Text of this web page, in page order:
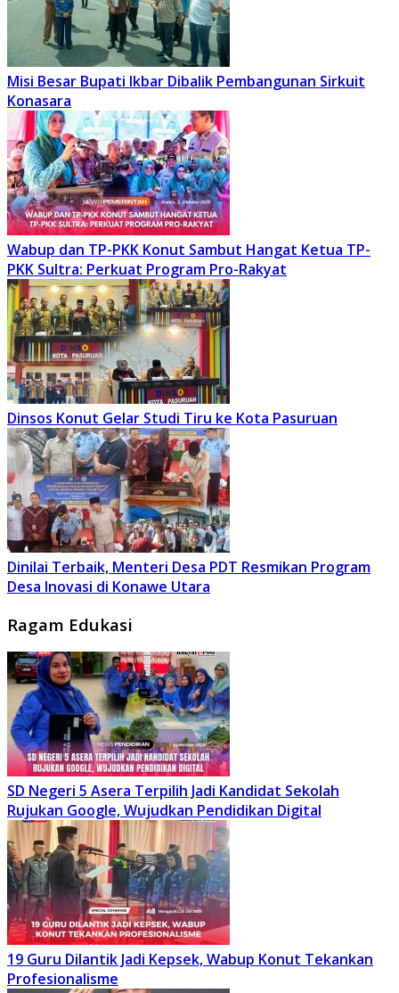
Misi Besar Bupati Ikbar Dibalik Pembangunan Sirkuit
Konasara
Wabup dan TP-PKK Konut Sambut Hangat Ketua TP-
PKK Sultra: Perkuat Program Pro-Rakyat
Dinsos Konut Gelar Studi Tiru ke Kota Pasuruan
Dinilai Terbaik, Menteri Desa PDT Resmikan Program
Desa Inovasi di Konawe Utara
Ragam Edukasi
SD Negeri 5 Asera Terpilih Jadi Kandidat Sekolah
Rujukan Google, Wujudkan Pendidikan Digital
19 Guru Dilantik Jadi Kepsek, Wabup Konut Tekankan
Profesionalisme